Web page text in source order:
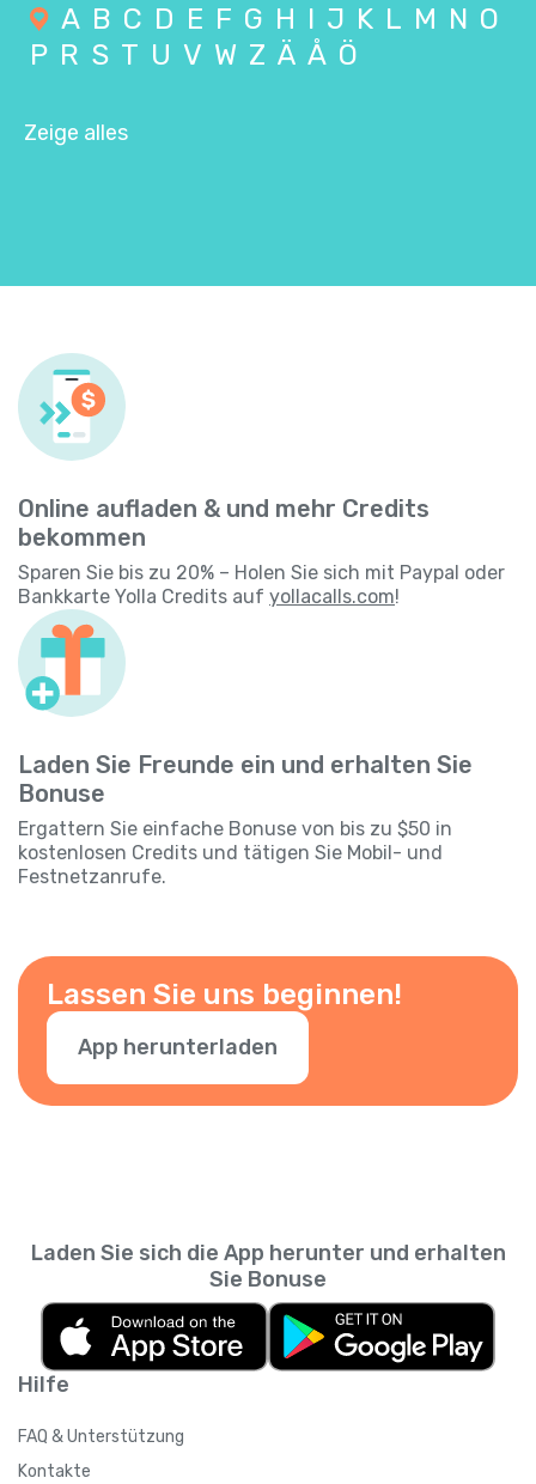
A B C D E F G H I J K L M N O
P R S T U V W Z Ä Å Ö
Zeige alles
Online aufladen & und mehr Credits
bekommen
Sparen Sie bis zu 20% – Holen Sie sich mit Paypal oder
Bankkarte Yolla Credits auf yollacalls.com!
Laden Sie Freunde ein und erhalten Sie
Bonuse
Ergattern Sie einfache Bonuse von bis zu $50 in
kostenlosen Credits und tätigen Sie Mobil- und
Festnetzanrufe.
Lassen Sie uns beginnen!
App herunterladen
Hilfe
FAQ & Unterstützung
Kontakte
Laden Sie sich die App herunter und erhalten
Sie Bonuse